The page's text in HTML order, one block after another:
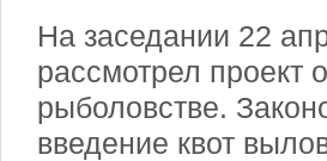
На заседании 22
рассмотрел проект
рыболовстве.
введение квот